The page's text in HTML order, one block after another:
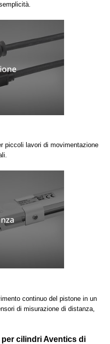
piccoli lavori di movimentazione
continuo del pistone in un
di misurazione di distanza,
cilindri Aventics di